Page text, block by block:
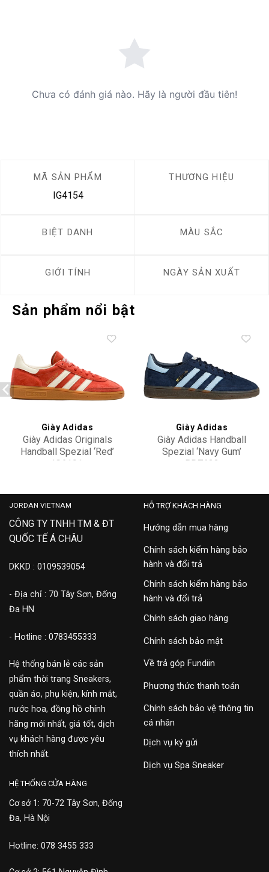
Chưa có đánh giá nào. Hãy là người đầu tiên!
MÃ SẢN PHẨM
IG4154
THƯƠNG HIỆU
BIỆT DANH MÀU SẮC
GIỚI TÍNH NGÀY SẢN XUẤT
Sản phẩm nổi bật
Add to
wishlist
Giày Adidas
Giày Adidas Originals
Handball Spezial ‘Red’
IG6191
Add to
wishlist
Giày Adidas
Giày Adidas Handball
Spezial ‘Navy Gum’
BD7633
JORDAN VIETNAM
CÔNG TY TNHH TM & ĐT
QUỐC TẾ Á CHÂU
DKKD : 0109539054
- Địa chỉ : 70 Tây Sơn, Đống
Đa HN
- Hotline : 0783455333
Hệ thống bán lẻ các sản
phẩm thời trang Sneakers,
quần áo, phụ kiện, kính mắt,
nước hoa, đồng hồ chính
hãng mới nhất, giá tốt, dịch
vụ khách hàng được yêu
thích nhất.
HỖ TRỢ KHÁCH HÀNG
Hướng dẫn mua hàng
Chính sách kiểm hàng bảo
hành và đổi trả
Chính sách kiểm hàng bảo
hành và đổi trả
Chính sách giao hàng
Chính sách bảo mật
Về trả góp Fundiin
Phương thức thanh toán
Chính sách bảo vệ thông tin
cá nhân
Dịch vụ ký gửi
Dịch vụ Spa Sneaker
HỆ THỐNG CỬA HÀNG
Cơ sở 1: 70-72 Tây Sơn, Đống
Đa, Hà Nội
Hotline: 078 3455 333